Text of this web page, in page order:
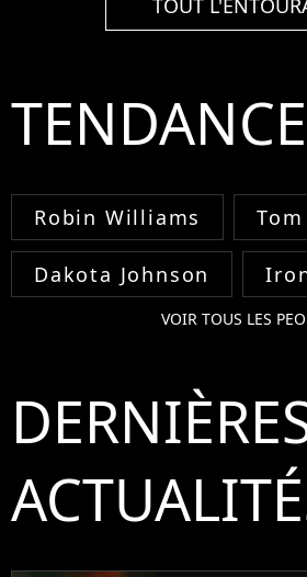
TOUT
Robin Williams
Dakota Johnson
VOIR TOUS LES